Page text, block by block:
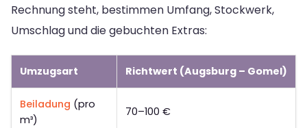
Rechnung steht, bestimmen Umfang, Stockwerk,
Umschlag und die gebuchten Extras:
Umzugsart Richtwert (Augsburg – Gomel)
Beiladung (pro
m³)
70–100 €